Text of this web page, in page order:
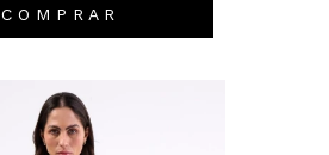
C O M P R A R